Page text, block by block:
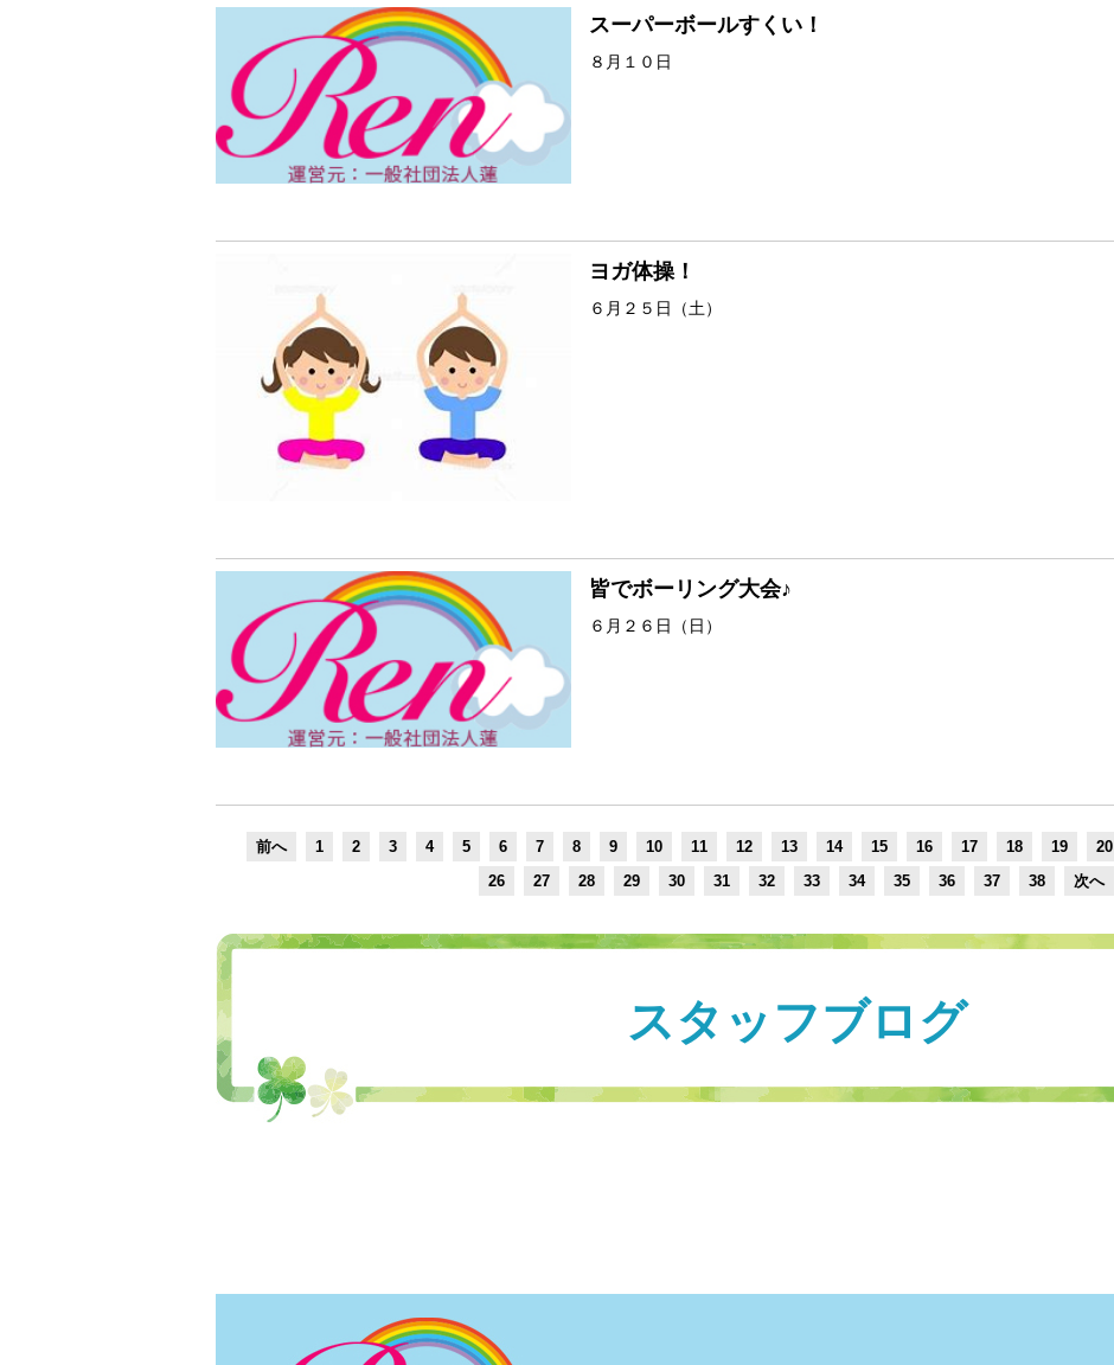
スーパーボールすくい！
８月１０日
ヨガ体操！
６月２５日（土）
皆でボーリング大会♪
６月２６日（日）
前へ 1 2 3 4 5 6 7 8 9 10 11 12 13 14 15 16 17 18 19 20
26
27 28 29 30 31 32 33 34 35 36 37 38 次へ
スタッフブログ